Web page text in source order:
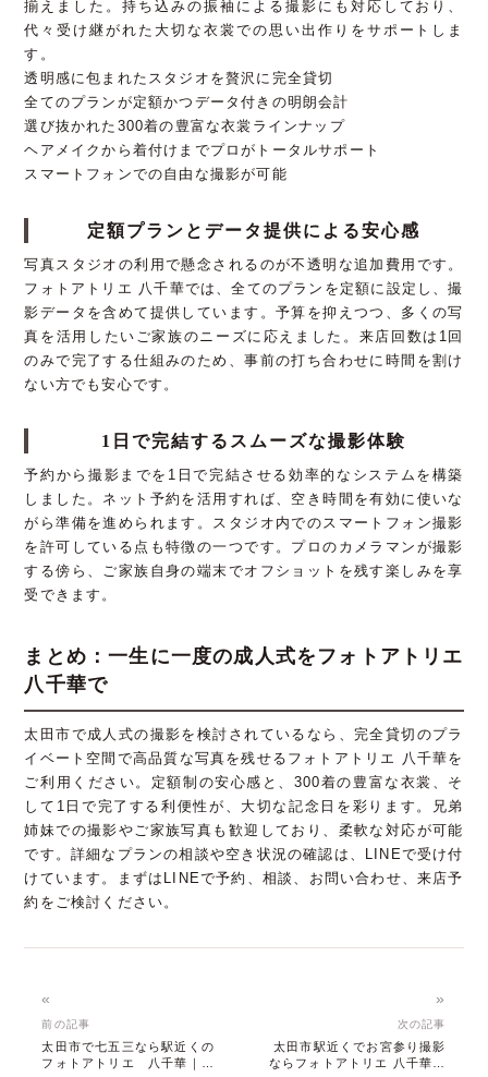
揃えました。持ち込みの振袖による撮影にも対応しており、
代々受け継がれた大切な衣裳での思い出作りをサポートしま
す。
透明感に包まれたスタジオを贅沢に完全貸切
全てのプランが定額かつデータ付きの明朗会計
選び抜かれた300着の豊富な衣裳ラインナップ
ヘアメイクから着付けまでプロがトータルサポート
スマートフォンでの自由な撮影が可能
定額プランとデータ提供による安心感
写真スタジオの利用で懸念されるのが不透明な追加費用です。
フォトアトリエ 八千華では、全てのプランを定額に設定し、撮
影データを含めて提供しています。予算を抑えつつ、多くの写
真を活用したいご家族のニーズに応えました。来店回数は1回
のみで完了する仕組みのため、事前の打ち合わせに時間を割け
ない方でも安心です。
1日で完結するスムーズな撮影体験
予約から撮影までを1日で完結させる効率的なシステムを構築
しました。ネット予約を活用すれば、空き時間を有効に使いな
がら準備を進められます。スタジオ内でのスマートフォン撮影
を許可している点も特徴の一つです。プロのカメラマンが撮影
する傍ら、ご家族自身の端末でオフショットを残す楽しみを享
受できます。
まとめ：一生に一度の成人式をフォトアトリエ
八千華で
太田市で成人式の撮影を検討されているなら、完全貸切のプラ
イベート空間で高品質な写真を残せるフォトアトリエ 八千華を
ご利用ください。定額制の安心感と、300着の豊富な衣裳、そ
して1日で完了する利便性が、大切な記念日を彩ります。兄弟
姉妹での撮影やご家族写真も歓迎しており、柔軟な対応が可能
です。詳細なプランの相談や空き状況の確認は、LINEで受け付
けています。まずはLINEで予約、相談、お問い合わせ、来店予
約をご検討ください。
«
前の記事
太田市で七五三なら駅近くの
フォトアトリエ 八千華｜貸
»
次の記事
太田市駅近くでお宮参り撮影
ならフォトアトリエ 八千華の